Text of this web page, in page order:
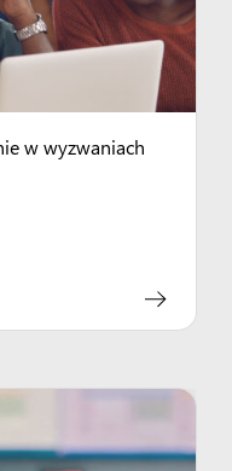
w wyzwaniach